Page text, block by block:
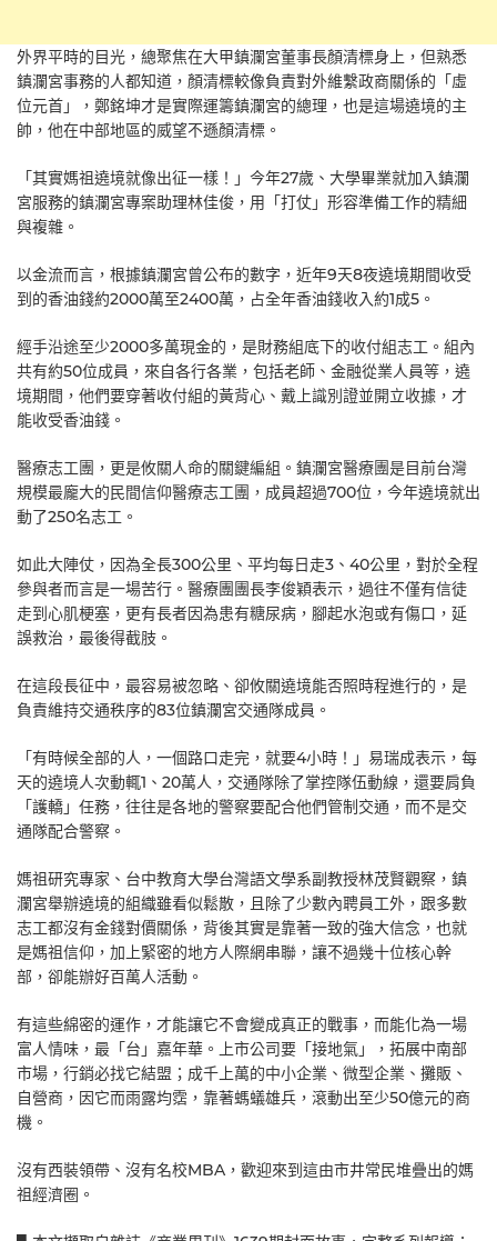
外界平時的目光，總聚焦在大甲鎮瀾宮董事長顏清標身上，但熟悉
鎮瀾宮事務的人都知道，顏清標較像負責對外維繫政商關係的「虛
位元首」，鄭銘坤才是實際運籌鎮瀾宮的總理，也是這場遶境的主
帥，他在中部地區的威望不遜顏清標。
「其實媽祖遶境就像出征一樣！」今年27歲、大學畢業就加入鎮瀾
宮服務的鎮瀾宮專案助理林佳俊，用「打仗」形容準備工作的精細
與複雜。
以金流而言，根據鎮瀾宮曾公布的數字，近年9天8夜遶境期間收受
到的香油錢約2000萬至2400萬，占全年香油錢收入約1成5。
經手沿途至少2000多萬現金的，是財務組底下的收付組志工。組內
共有約50位成員，來自各行各業，包括老師、金融從業人員等，遶
境期間，他們要穿著收付組的黃背心、戴上識別證並開立收據，才
能收受香油錢。
醫療志工團，更是攸關人命的關鍵編組。鎮瀾宮醫療團是目前台灣
規模最龐大的民間信仰醫療志工團，成員超過700位，今年遶境就出
動了250名志工。
如此大陣仗，因為全長300公里、平均每日走3、40公里，對於全程
參與者而言是一場苦行。醫療團團長李俊穎表示，過往不僅有信徒
走到心肌梗塞，更有長者因為患有糖尿病，腳起水泡或有傷口，延
誤救治，最後得截肢。
在這段長征中，最容易被忽略、卻攸關遶境能否照時程進行的，是
負責維持交通秩序的83位鎮瀾宮交通隊成員。
「有時候全部的人，一個路口走完，就要4小時！」易瑞成表示，每
天的遶境人次動輒1、20萬人，交通隊除了掌控隊伍動線，還要肩負
「護轎」任務，往往是各地的警察要配合他們管制交通，而不是交
通隊配合警察。
媽祖研究專家、台中教育大學台灣語文學系副教授林茂賢觀察，鎮
瀾宮舉辦遶境的組織雖看似鬆散，且除了少數內聘員工外，跟多數
志工都沒有金錢對價關係，背後其實是靠著一致的強大信念，也就
是媽祖信仰，加上緊密的地方人際網串聯，讓不過幾十位核心幹
部，卻能辦好百萬人活動。
有這些綿密的運作，才能讓它不會變成真正的戰事，而能化為一場
富人情味，最「台」嘉年華。上市公司要「接地氣」，拓展中南部
市場，行銷必找它結盟；成千上萬的中小企業、微型企業、攤販、
自營商，因它而雨露均霑，靠著螞蟻雄兵，滾動出至少50億元的商
機。
沒有西裝領帶、沒有名校MBA，歡迎來到這由市井常民堆疊出的媽
祖經濟圈。